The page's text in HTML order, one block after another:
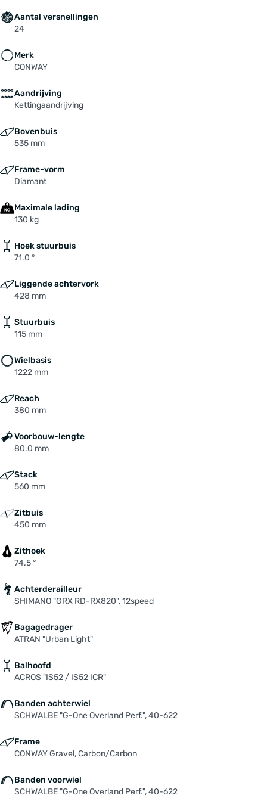
Voorderailleur: SHIMANO "GRX FD-RX820"
Zadelpen: SATORI "Trident", 27,2 mm, 350 mm
Aantal versnellingen
24
Merk
CONWAY
Aandrijving
Kettingaandrijving
Bovenbuis
535 mm
Frame-vorm
Diamant
Maximale lading
130 kg
Hoek stuurbuis
71.0 °
Liggende achtervork
428 mm
Stuurbuis
115 mm
Wielbasis
1222 mm
Reach
380 mm
Voorbouw-lengte
80.0 mm
Stack
560 mm
Zitbuis
450 mm
Zithoek
74.5 °
Achterderailleur
SHIMANO "GRX RD-RX820", 12speed
Bagagedrager
ATRAN "Urban Light"
Balhoofd
ACROS "IS52 / IS52 ICR"
Banden achterwiel
SCHWALBE "G-One Overland Perf.", 40-622
Frame
CONWAY Gravel, Carbon/Carbon
Banden voorwiel
SCHWALBE "G-One Overland Perf.", 40-622